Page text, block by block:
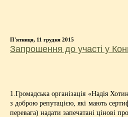
П'ятниця, 11 грудня 2015
Запрошення до участі у
1.Громадська організація «Надія
з доброю репутацією, які мають
перевага) надати запечатані цінові